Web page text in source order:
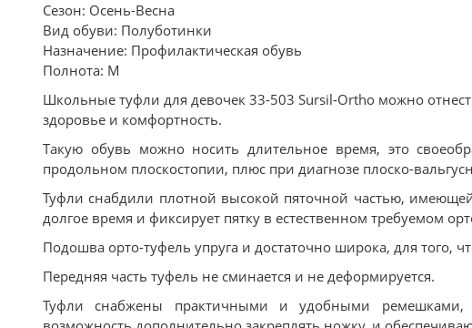
Сезон: Осень-Весна
Вид обуви: Полуботинки
Назначение: Профилактическая обувь
Полнота: M
Школьные туфли для девочек 33-503 Sursil-Ortho можно
здоровье и комфортность.
Такую обувь можно носить длительное время, это
продольном плоскостопии, плюс при диагнозе плоско-
Туфли снабдили плотной высокой пяточной частью,
долгое время и фиксирует пятку в естественном требуемом
Подошва орто-туфель упруга и достаточно широка, для того,
Передняя часть туфель не сминается и не деформируется.
Туфли снабжены практичными и удобными ремешками,